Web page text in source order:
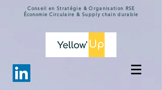
Conseil en Stratégie & Organisation RSE
Économie Circulaire & Supply chain durable